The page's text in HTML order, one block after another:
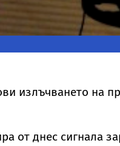
излъчването на
от днес сигнала